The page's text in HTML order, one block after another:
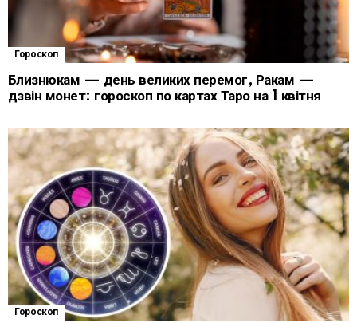
Гороскоп
Близнюкам — день великих перемог, Ракам —
дзвін монет: гороскоп по картах Таро на 1 квітня
Гороскоп